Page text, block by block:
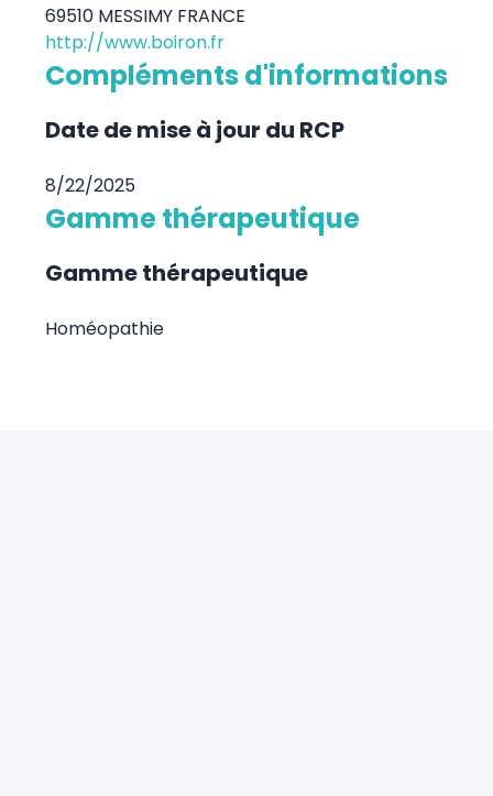
69510 MESSIMY FRANCE
http://www.boiron.fr
Compléments d'informations
Date de mise à jour du RCP
8/22/2025
Gamme thérapeutique
Gamme thérapeutique
Homéopathie